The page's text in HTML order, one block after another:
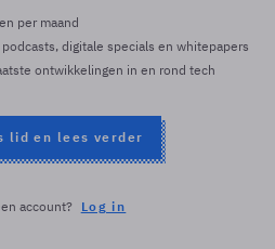
per maand
digitale specials en whitepapers
ontwikkelingen in en rond tech
lid en lees verder
account? Log in